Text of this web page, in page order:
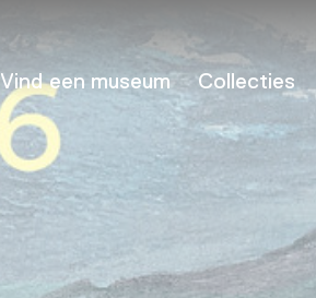
Vind een museum Collecties